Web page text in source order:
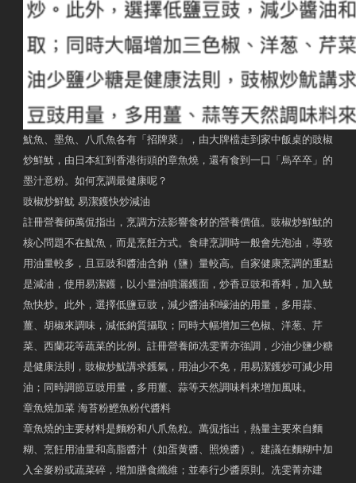
魷魚、墨魚、八爪魚各有「招牌菜」，由大牌檔走到家中飯桌的豉椒
炒鮮魷，由日本紅到香港街頭的章魚燒，還有食到一口「烏卒卒」的
墨汁意粉。如何烹調最健康呢？
豉椒炒鮮魷 易潔鑊快炒減油
註冊營養師萬侃指出，烹調方法影響食材的營養價值。豉椒炒鮮魷的
核心問題不在魷魚，而是烹飪方式。食肆烹調時一般會先泡油，導致
用油量較多，且豆豉和醬油含鈉（鹽）量較高。自家健康烹調的重點
是減油，使用易潔鑊，以小量油噴灑鑊面，炒香豆豉和香料，加入魷
魚快炒。此外，選擇低鹽豆豉，減少醬油和蠔油的用量，多用蒜、
薑、胡椒來調味，減低鈉質攝取；同時大幅增加三色椒、洋葱、芹
菜、西蘭花等蔬菜的比例。註冊營養師冼雯菁亦強調，少油少鹽少糖
是健康法則，豉椒炒魷講求鑊氣，用油少不免，用易潔鑊炒可減少用
油；同時調節豆豉用量，多用薑、蒜等天然調味料來增加風味。
章魚燒加菜 海苔粉鰹魚粉代醬料
章魚燒的主要材料是麵粉和八爪魚粒。萬侃指出，熱量主要來自麵
糊、烹飪用油量和高脂醬汁（如蛋黄醬、照燒醬）。建議在麵糊中加
入全麥粉或蔬菜碎，增加膳食纖維；並奉行少醬原則。冼雯菁亦建